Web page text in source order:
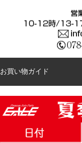
お買い物ガイド